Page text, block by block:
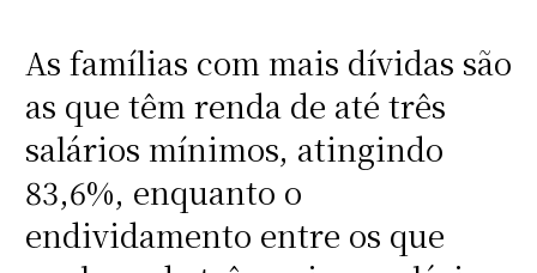
As famílias com mais dívidas são
as que têm renda de até três
salários mínimos, atingindo
83,6%, enquanto o
endividamento entre os que